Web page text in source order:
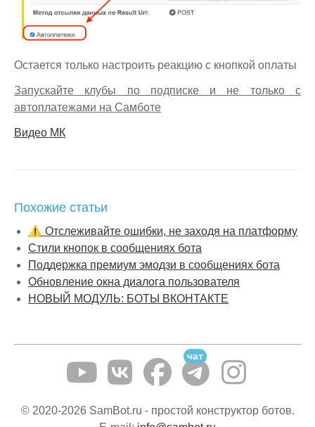
Остается только настроить реакцию с кнопкой оплаты
Запускайте клубы по подписке и не только с
автоплатежами на Самботе
Видео МК
Похожие статьи
⚠️ Отслеживайте ошибки, не заходя на платформу
Стили кнопок в сообщениях бота
Поддержка премиум эмодзи в сообщениях бота
Обновление окна диалога пользователя
НОВЫЙ МОДУЛЬ: БОТЫ ВКОНТАКТЕ
чат
© 2020-2026 SamBot.ru - простой конструктор ботов.